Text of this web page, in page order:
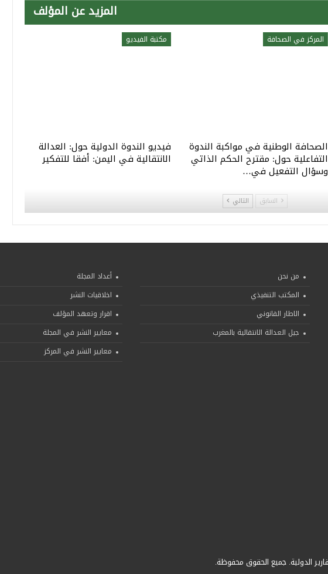
المزيد عن المؤلف
المركز في الصحافة
الصحافة الوطنية في مواكبة الندوة
التفاعلية حول: مقترح الحكم الذاتي
وسؤال التفعيل في…
مكتبة الفيديو
فيديو الندوة الدولية حول: العدالة
الانتقالية في اليمن: أفقا للتفكير
السابق التالي
من نحن
المكتب التنفيذي
الاطار القانوني
جيل العدالة الانتقالية بالمغرب
أعداد المجلة
اخلاقيات النشر
اقرار وتعهد المؤلف
معايير النشر في المجلة
معايير النشر في المركز